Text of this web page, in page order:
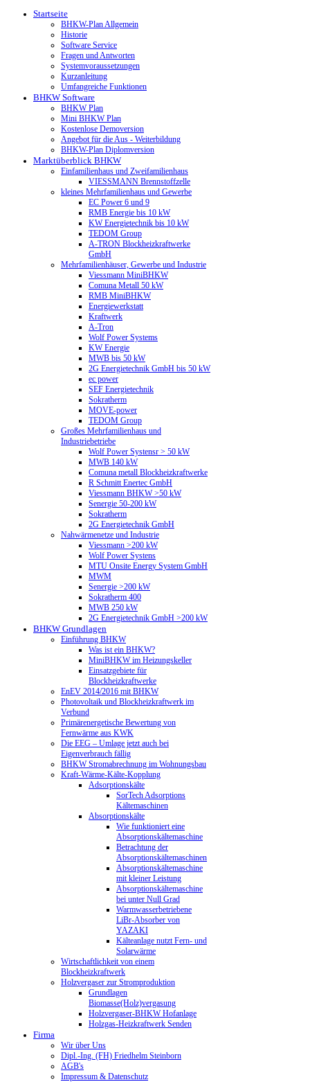
Startseite
BHKW-Plan Allgemein
Historie
Software Service
Fragen und Antworten
Systemvoraussetzungen
Kurzanleitung
Umfangreiche Funktionen
BHKW Software
BHKW Plan
Mini BHKW Plan
Kostenlose Demoversion
Angebot für die Aus - Weiterbildung
BHKW-Plan Diplomversion
Marktüberblick BHKW
Einfamilienhaus und Zweifamilienhaus
VIESSMANN Brennstoffzelle
kleines Mehrfamilienhaus und Gewerbe
EC Power 6 und 9
RMB Energie bis 10 kW
KW Energietechnik bis 10 kW
TEDOM Group
A-TRON Blockheizkraftwerke
GmbH
Mehrfamilienhäuser, Gewerbe und Industrie
Viessmann MiniBHKW
Comuna Metall 50 kW
RMB MiniBHKW
Energiewerkstatt
Kraftwerk
A-Tron
Wolf Power Systems
KW Energie
MWB bis 50 kW
2G Energietechnik GmbH bis 50 kW
ec power
SEF Energietechnik
Sokratherm
MOVE-power
TEDOM Group
Großes Mehrfamilienhaus und
Industriebetriebe
Wolf Power Systensr > 50 kW
MWB 140 kW
Comuna metall Blockheizkraftwerke
R Schmitt Enertec GmbH
Viessmann BHKW >50 kW
Senergie 50-200 kW
Sokratherm
2G Energietechnik GmbH
Nahwärmenetze und Industrie
Viessmann >200 kW
Wolf Power Systens
MTU Onsite Energy System GmbH
MWM
Senergie >200 kW
Sokratherm 400
MWB 250 kW
2G Energietechnik GmbH >200 kW
BHKW Grundlagen
Einführung BHKW
Was ist ein BHKW?
MiniBHKW im Heizungskeller
Einsatzgebiete für
Blockheizkraftwerke
EnEV 2014/2016 mit BHKW
Photovoltaik und Blockheizkraftwerk im
Verbund
Primärenergetische Bewertung von
Fernwärme aus KWK
Die EEG – Umlage jetzt auch bei
Eigenverbrauch fällig
BHKW Stromabrechnung im Wohnungsbau
Kraft-Wärme-Kälte-Kopplung
Adsorptionskälte
SorTech Adsorptions
Kältemaschinen
Absorptionskälte
Wie funktioniert eine
Absorptionskältemaschine
Betrachtung der
Absorptionskältemaschinen
Absorptionskältemaschine
mit kleiner Leistung
Absorptionskältemaschine
bei unter Null Grad
Warmwasserbetriebene
LiBr-Absorber von
YAZAKI
Kälteanlage nutzt Fern- und
Solarwärme
Wirtschaftlichkeit von einem
Blockheizkraftwerk
Holzvergaser zur Stromproduktion
Grundlagen
Biomasse(Holz)vergasung
Holzvergaser-BHKW Hofanlage
Holzgas-Heizkraftwerk Senden
Firma
Wir über Uns
Dipl.-Ing. (FH) Friedhelm Steinborn
AGB's
Impressum & Datenschutz